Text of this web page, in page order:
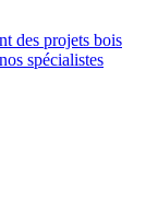
des projets bois
spécialistes